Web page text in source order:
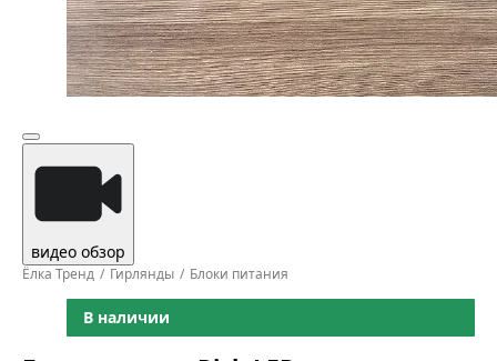
видео обзор
Ёлка Тренд Гирлянды Блоки питания
В наличии